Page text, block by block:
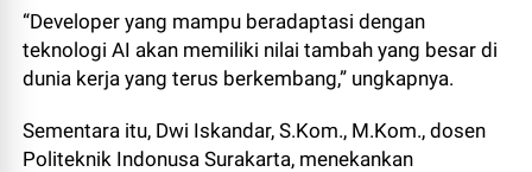
“Developer yang mampu beradaptasi dengan
teknologi AI akan memiliki nilai tambah yang besar di
dunia kerja yang terus berkembang,” ungkapnya.
Sementara itu, Dwi Iskandar, S.Kom., M.Kom., dosen
Politeknik Indonusa Surakarta, menekankan